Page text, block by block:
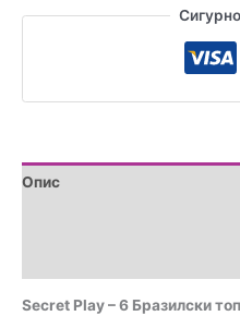
топчиња
Опис
Secret Play – 6 Бразилски